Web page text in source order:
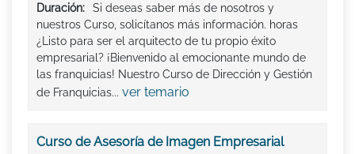
Duración:
Si deseas saber más de nosotros y
nuestros Curso, solicítanos más información. horas
¿Listo para ser el arquitecto de tu propio éxito
empresarial? ¡Bienvenido al emocionante mundo de
las franquicias! Nuestro Curso de Dirección y Gestión
de Franquicias... ver temario
Curso de Asesoría de Imagen Empresarial